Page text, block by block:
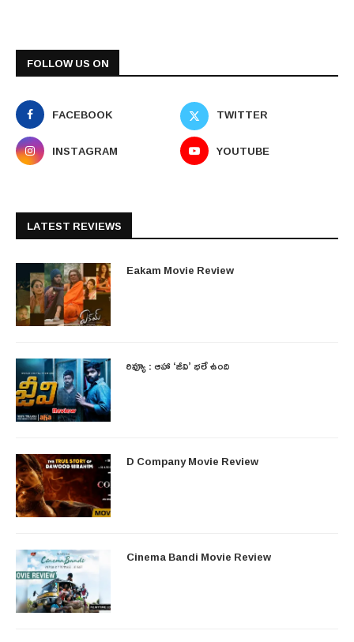
FOLLOW US ON
FACEBOOK
TWITTER
INSTAGRAM
YOUTUBE
LATEST REVIEWS
Eakam Movie Review
రివ్యూ : ఆహా ‘జీవి’ భలే ఉంది
D Company Movie Review
Cinema Bandi Movie Review